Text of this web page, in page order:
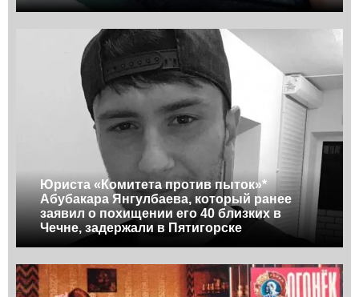
Юриста «Комитета против пыток»*
Абубакара Янгулбаева, который ранее
заявил о похищении его 40 близких в
Чечне, задержали в Пятигорске